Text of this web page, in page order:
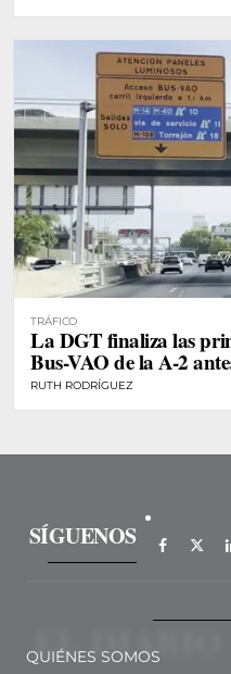
TRÁFICO
La DGT finaliza las
Bus-VAO de la A-2
RUTH RODRÍGUEZ
SÍGUENOS
QUIÉNES SOMOS